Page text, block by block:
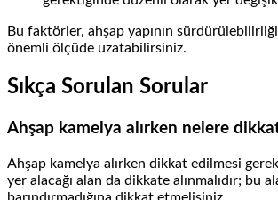
Bu faktörler, ahşap yapının
önemli ölçüde uzatabilirsiniz.
Sıkça Sorulan Sorular
Ahşap kamelya alırken nelere
Ahşap kamelya alırken dikkat edilmesi
yer alacağı alan da dikkate alınmalıdır; bu
barındırmadığına dikkat etmelisiniz.